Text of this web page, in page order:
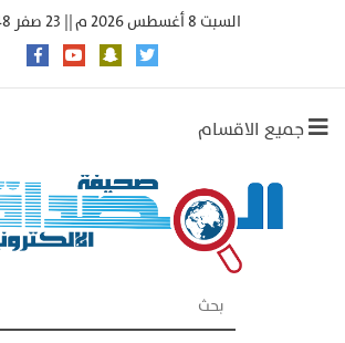
السبت 8 أغسطس 2026 م || 23 صفر 1448هـ ||
جميع الاقسام